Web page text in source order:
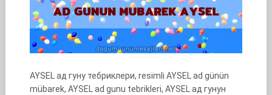
AYSEL ад гуну тебриклери, resimli AYSEL ad günün
mübarek, AYSEL ad gunu tebrikleri, AYSEL ад гунун